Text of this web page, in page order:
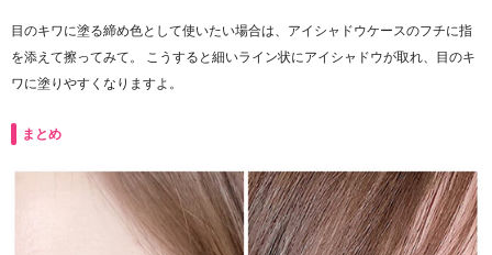
目のキワに塗る締め色として使いたい場合は、アイシャドウケースのフチに指
を添えて擦ってみて。 こうすると細いライン状にアイシャドウが取れ、目のキ
ワに塗りやすくなりますよ。
まとめ